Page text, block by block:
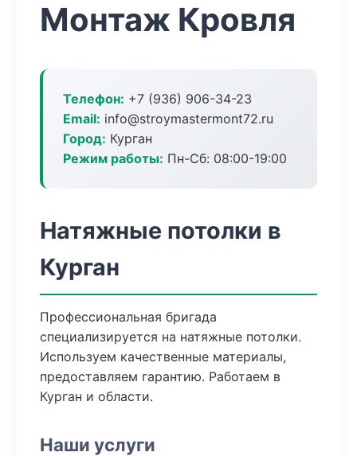
Монтаж Кровля
Телефон: +7 (936) 906-34-23
Email: info@stroymastermont72.ru
Город: Курган
Режим работы: Пн-Сб: 08:00-19:00
Натяжные потолки в
Курган
Профессиональная бригада
специализируется на натяжные потолки.
Используем качественные материалы,
предоставляем гарантию. Работаем в
Курган и области.
Наши услуги